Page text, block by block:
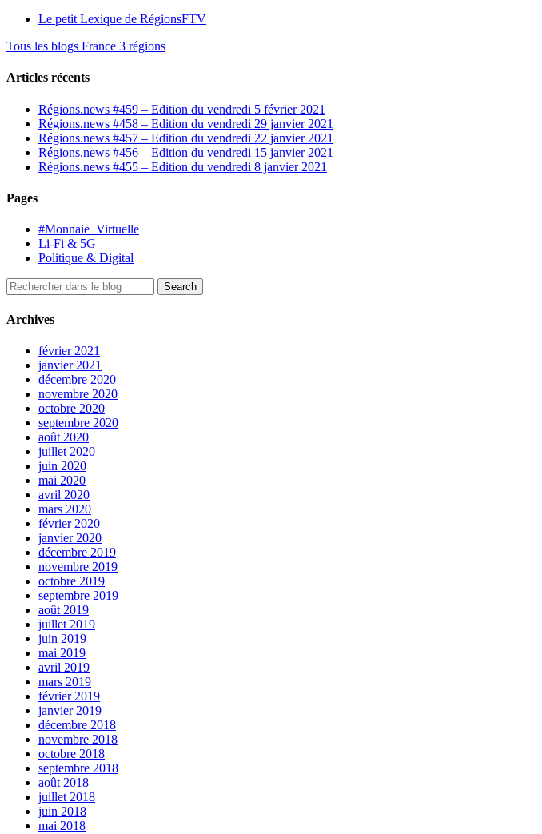
Le petit Lexique de RégionsFTV
Tous les blogs France 3 régions
Articles récents
Régions.news #459 – Edition du vendredi 5 février 2021
Régions.news #458 – Edition du vendredi 29 janvier 2021
Régions.news #457 – Edition du vendredi 22 janvier 2021
Régions.news #456 – Edition du vendredi 15 janvier 2021
Régions.news #455 – Edition du vendredi 8 janvier 2021
Pages
#Monnaie_Virtuelle
Li-Fi & 5G
Politique & Digital
Archives
février 2021
janvier 2021
décembre 2020
novembre 2020
octobre 2020
septembre 2020
août 2020
juillet 2020
juin 2020
mai 2020
avril 2020
mars 2020
février 2020
janvier 2020
décembre 2019
novembre 2019
octobre 2019
septembre 2019
août 2019
juillet 2019
juin 2019
mai 2019
avril 2019
mars 2019
février 2019
janvier 2019
décembre 2018
novembre 2018
octobre 2018
septembre 2018
août 2018
juillet 2018
juin 2018
mai 2018